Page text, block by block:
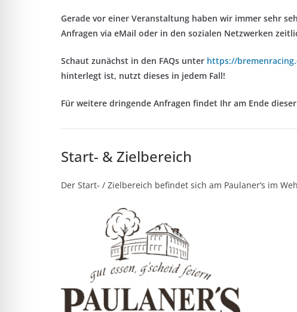
Gerade vor einer Veranstaltung haben wir immer sehr
Anfragen via eMail oder in den sozialen Netzwerken
Schaut zunächst in den FAQs unter https://
hinterlegt ist, nutzt dieses in jedem Fall!
Für weitere dringende Anfragen findet Ihr am Ende
Start- & Zielbereich
Der Start- / Zielbereich befindet sich am Paulaner‘s im